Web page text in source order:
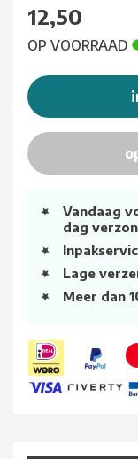
12,50
OP VOORRAAD
Vandaag
dag
Lage
Meer dan